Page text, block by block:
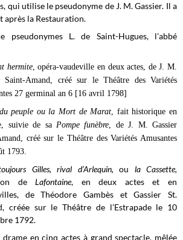
qui utilise le pseudonyme de J. M. Gassier. Il a
après la Restauration.
pseudonymes L. de Saint-Hugues, l'abbé
hermite, opéra-vaudeville en deux actes, de J. M.
Saint-Amand, créé sur le Théâtre des Variétés
27 germinal an 6 [16 avril 1798]
peuple ou la Mort de Marat, fait historique en
suivie de sa Pompe funèbre, de J. M. Gassier
créé sur le Théâtre des Variétés Amusantes
1793.
Gilles, rival d’Arlequin,ou la Cassette,
deLafontaine, en deux actes et en
de Théodore Gambès et Gassier St.
créée sur le Théâtre de l’Estrapade le 10
1792.
drame en cinq actes à grand spectacle, mêlée